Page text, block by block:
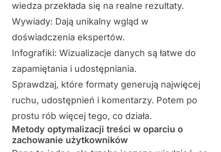
wiedza przekłada się na realne rezultaty.
Wywiady: Dają unikalny wgląd w
doświadczenia ekspertów.
Infografiki: Wizualizacje danych są łatwe do
zapamiętania i udostępniania.
Sprawdzaj, które formaty generują najwięcej
ruchu, udostępnień i komentarzy. Potem po
prostu rób więcej tego, co działa.
Metody optymalizacji treści w oparciu o
zachowanie użytkowników